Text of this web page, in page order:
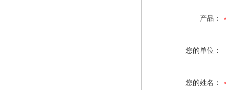
产品：
您的单位：
您的姓名：